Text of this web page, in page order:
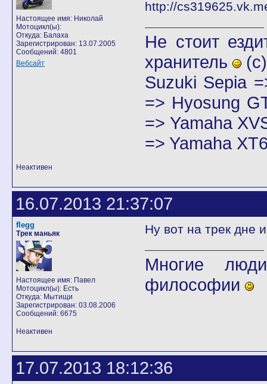
Настоящее имя: Николай
Мотоцикл(ы):
Откуда: Балаха
Зарегистрирован: 13.07.2005
Сообщений: 4801
Вебсайт
Не стоит
хранитель
(с)
Suzuki Sepia
=> Hyosung
=> Yamaha
=> Yamaha
Неактивен
16.07.2013 21:37:07
flegg
Трек маньяк
Настоящее имя: Павел
Мотоцикл(ы): Есть
Откуда: Мытищи
Зарегистрирован: 03.08.2006
Сообщений: 6675
Ну вот на трек дне
Многие
философии
Неактивен
17.07.2013 18:12:36